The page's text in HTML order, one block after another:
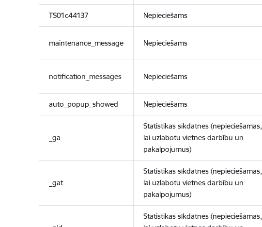
TS01c44137 Nepieciešams
maintenance_message Nepieciešams
notification_messages Nepieciešams
auto_popup_showed Nepieciešams
_ga
Statistikas sīkdatnes (nepieciešamas,
lai uzlabotu vietnes darbību un
pakalpojumus)
_gat
Statistikas sīkdatnes (nepieciešamas,
lai uzlabotu vietnes darbību un
pakalpojumus)
Statistikas sīkdatnes (nepieciešamas,